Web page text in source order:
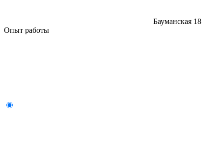
Бауманская 18
Опыт работы